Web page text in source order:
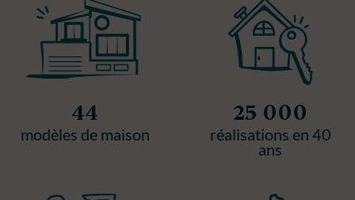
44
modèles de maison
25 000
réalisations en 40
ans